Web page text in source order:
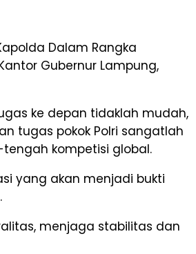
Dalam Rangka
Gubernur Lampung,
ke depan tidaklah mudah,
tugas pokok Polri sangatlah
kompetisi global.
yang akan menjadi bukti
menjaga stabilitas dan